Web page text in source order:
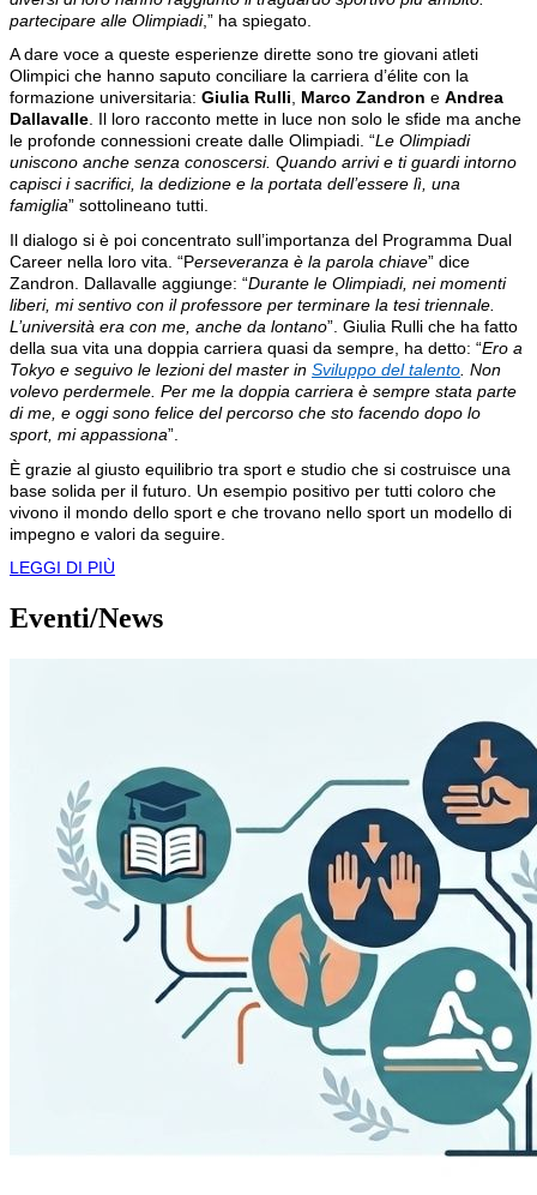
partecipare alle Olimpiadi,” ha spiegato.
A dare voce a queste esperienze dirette sono tre giovani atleti
Olimpici che hanno saputo conciliare la carriera d’élite con la
formazione universitaria: Giulia Rulli, Marco Zandron e Andrea
Dallavalle. Il loro racconto mette in luce non solo le sfide ma anche
le profonde connessioni create dalle Olimpiadi. “Le Olimpiadi
uniscono anche senza conoscersi. Quando arrivi e ti guardi intorno
capisci i sacrifici, la dedizione e la portata dell’essere lì, una
famiglia” sottolineano tutti.
Il dialogo si è poi concentrato sull’importanza del Programma Dual
Career nella loro vita. “Perseveranza è la parola chiave” dice
Zandron. Dallavalle aggiunge: “Durante le Olimpiadi, nei momenti
liberi, mi sentivo con il professore per terminare la tesi triennale.
L’università era con me, anche da lontano”. Giulia Rulli che ha fatto
della sua vita una doppia carriera quasi da sempre, ha detto: “Ero a
Tokyo e seguivo le lezioni del master in Sviluppo del talento . Non
volevo perdermele. Per me la doppia carriera è sempre stata parte
di me, e oggi sono felice del percorso che sto facendo dopo lo
sport, mi appassiona”.
È grazie al giusto equilibrio tra sport e studio che si costruisce una
base solida per il futuro. Un esempio positivo per tutti coloro che
vivono il mondo dello sport e che trovano nello sport un modello di
impegno e valori da seguire.
LEGGI DI PIÙ
Eventi/News